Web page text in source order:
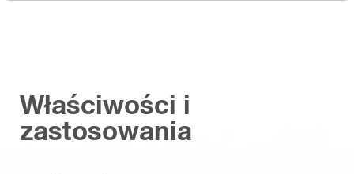
Właściwości i
zastosowania